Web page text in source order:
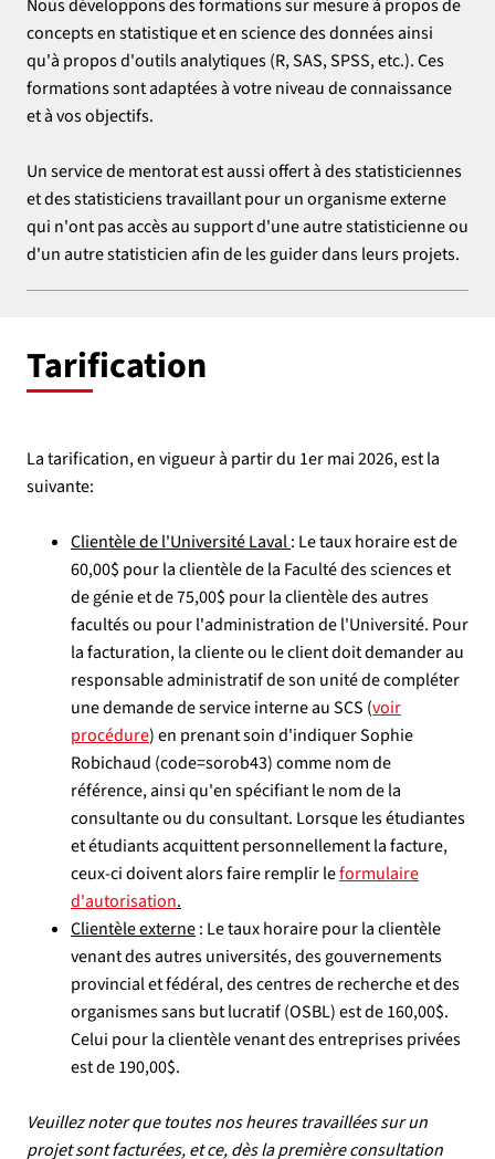
Nous développons des formations sur mesure à propos de
concepts en statistique et en science des données ainsi
qu'à propos d'outils analytiques (R, SAS, SPSS, etc.). Ces
formations sont adaptées à votre niveau de connaissance
et à vos objectifs.
Un service de mentorat est aussi offert à des statisticiennes
et des statisticiens travaillant pour un organisme externe
qui n'ont pas accès au support d'une autre statisticienne ou
d'un autre statisticien afin de les guider dans leurs projets.
Tarification
La tarification, en vigueur à partir du 1er mai 2026, est la
suivante:
Clientèle de l'Université Laval: Le taux horaire est de
60,00$ pour la clientèle de la Faculté des sciences et
de génie et de 75,00$ pour la clientèle des autres
facultés ou pour l'administration de l'Université. Pour
la facturation, la cliente ou le client doit demander au
responsable administratif de son unité de compléter
une demande de service interne au SCS (voir
procédure)en prenant soin d'indiquer Sophie
Robichaud (code=sorob43) comme nom de
référence, ainsi qu'en spécifiant le nom de la
consultante ou du consultant. Lorsque les étudiantes
et étudiants acquittent personnellement la facture,
ceux-ci doivent alors faire remplir leformulaire
d'autorisation.
Clientèle externe: Le taux horaire pour la clientèle
venant des autres universités, des gouvernements
provincial et fédéral, des centres de recherche et des
organismes sans but lucratif (OSBL) est de 160,00$.
Celui pour la clientèle venant des entreprises privées
est de 190,00$.
Veuillez noter que toutes nos heures travaillées sur un
projet sont facturées, et ce, dès la première consultation